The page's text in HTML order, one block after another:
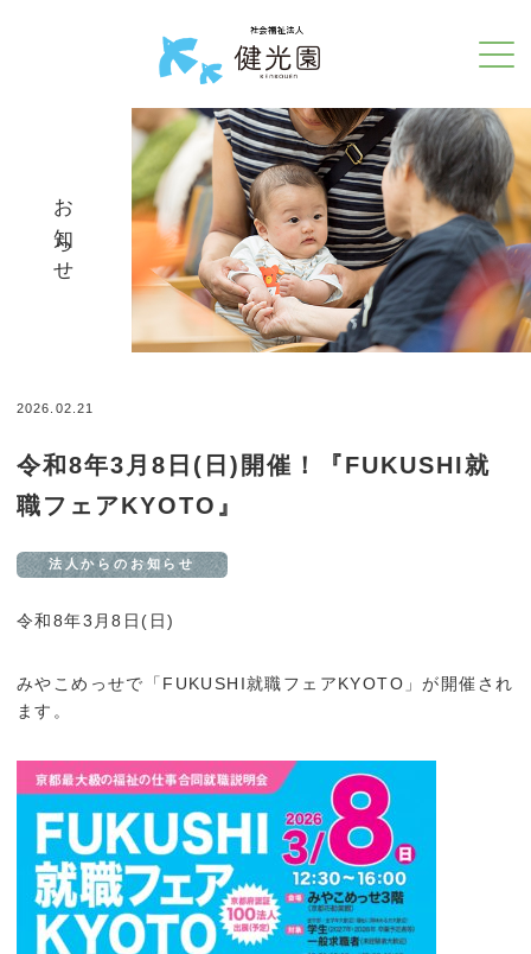
お知らせ
2026.02.21
令和8年3月8日(日)開催！『FUKUSHI就
職フェアKYOTO』
法人からのお知らせ
令和8年3月8日(日)
みやこめっせで「FUKUSHI就職フェアKYOTO」が開催され
ます。